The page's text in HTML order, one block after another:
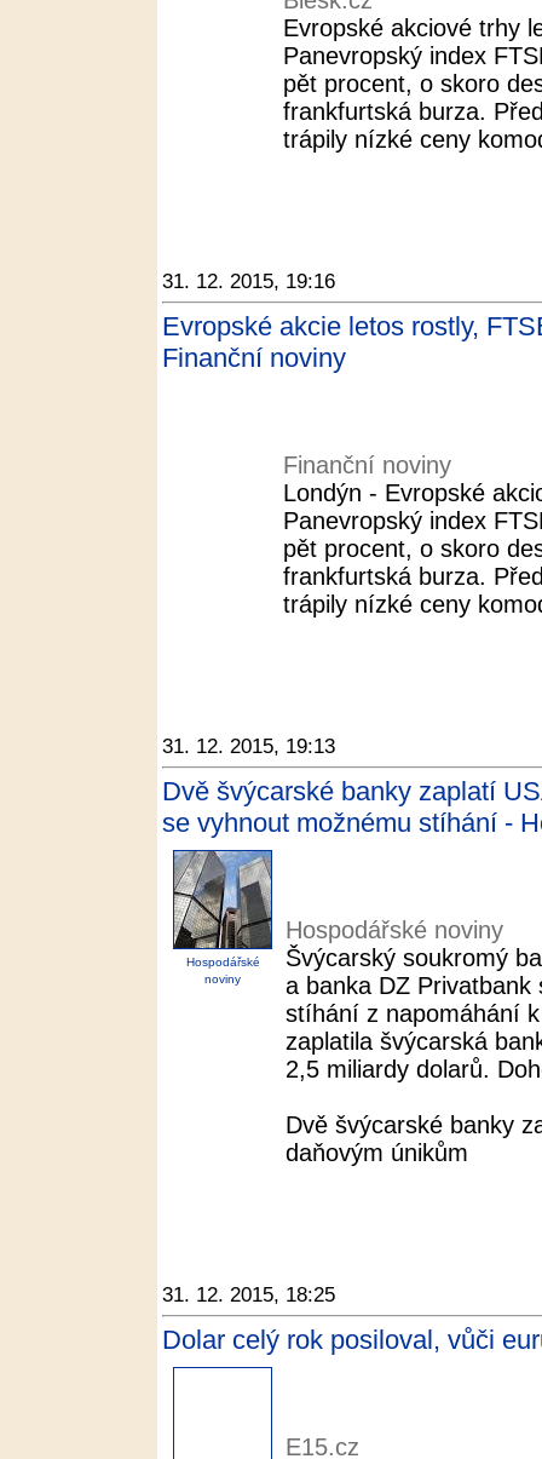
Evropské akciové trhy
Panevropský index
pět procent, o skoro
frankfurtská burza.
trápily nízké ceny
31. 12. 2015, 19:16
Evropské akcie letos rostly,
Finanční noviny
Finanční noviny
Londýn - Evropské
Panevropský index
pět procent, o skoro
frankfurtská burza.
trápily nízké ceny
31. 12. 2015, 19:13
Dvě švýcarské banky zaplatí
se vyhnout možnému stíhání -
Hospodářské
noviny
Hospodářské noviny
Švýcarský soukromý
a banka DZ
stíhání z napomáhání
zaplatila švýcarská
2,5 miliardy dolarů.
Dvě švýcarské banky
daňovým únikům
31. 12. 2015, 18:25
Dolar celý rok posiloval, vůči
E15.cz